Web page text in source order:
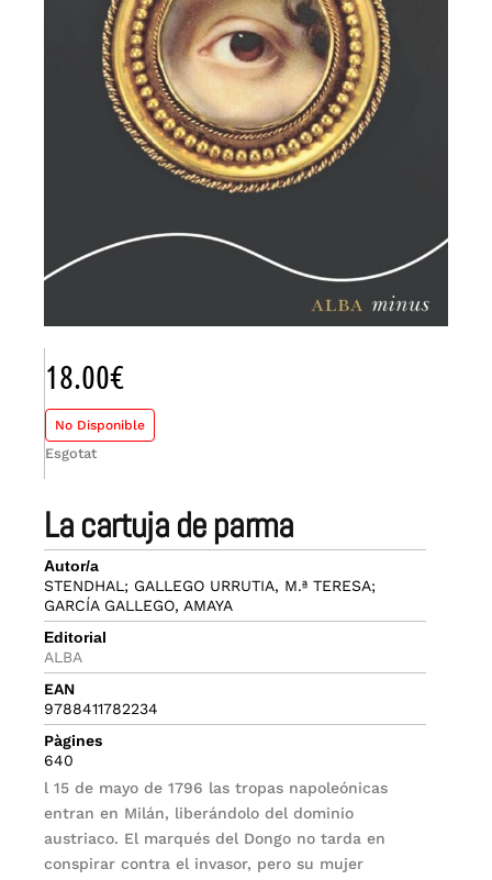
la cartuja de parma
Autor/a
STENDHAL; GALLEGO URRUTIA, M.ª TERESA;
GARCÍA GALLEGO, AMAYA
Editorial
ALBA
EAN
9788411782234
Pàgines
640
l 15 de mayo de 1796 las tropas napoleónicas
entran en Milán, liberándolo del dominio
austriaco. El marqués del Dongo no tarda en
conspirar contra el invasor, pero su mujer
18.00€
No Disponible
Esgotat